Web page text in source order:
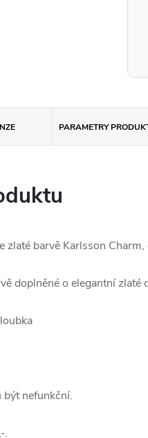
PARAMETRY
zlaté barvě Karlsson
doplněné o elegantní zlaté
být nefunkční.
.